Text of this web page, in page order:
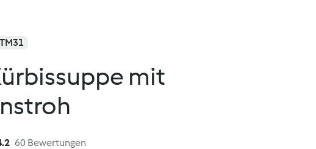
TM31
mit
60 Bewertungen